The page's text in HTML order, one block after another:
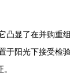
显了在并购
阳光下接受